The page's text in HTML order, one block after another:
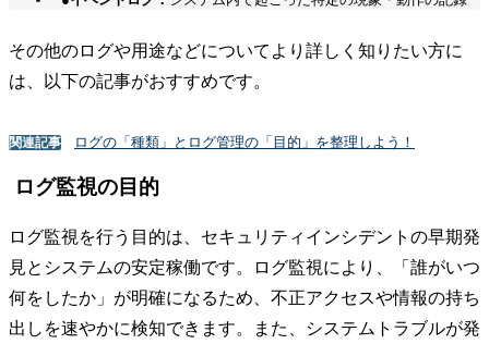
その他のログや用途などについてより詳しく知りたい方に
は、以下の記事がおすすめです。
関連記事 ログの「種類」とログ管理の「目的」を整理しよう！
ログ監視の目的
ログ監視を行う目的は、セキュリティインシデントの早期発
見とシステムの安定稼働です。ログ監視により、「誰がいつ
何をしたか」が明確になるため、不正アクセスや情報の持ち
出しを速やかに検知できます。また、システムトラブルが発